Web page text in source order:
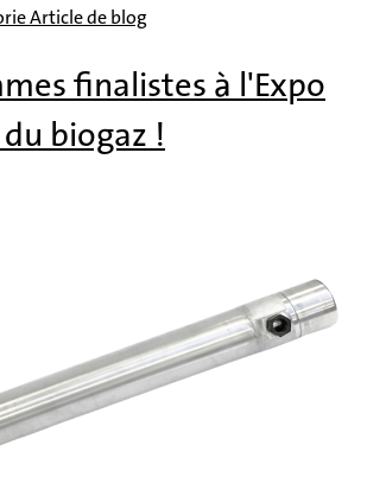
Article de blog
finalistes à l'Expo
biogaz !